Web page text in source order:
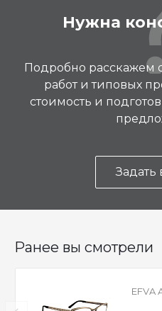
Нужна
Подробно расскажем
работ и типовых
стоимость и
Задать
Ранее вы смотрели
EFVA